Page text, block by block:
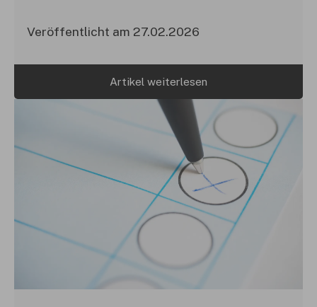
Veröffentlicht am 27.02.2026
Artikel weiterlesen